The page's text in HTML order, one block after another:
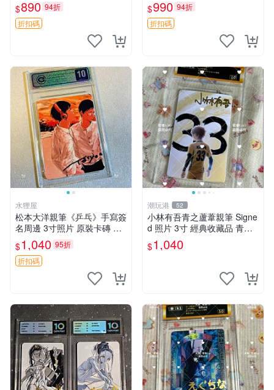
$890 94折
折扣碼
$990 94折
折扣碼
水狸屋
松本大洋親筆《乒乓》手寫簽
名周邊 3寸照片 原裝卡磚 收
藏好物 乒乓 The Animation
松本大洋 簽名 周邊 注記：此
商品為作者親筆簽名，附原
$1,040 95折
折扣碼
潮玩港 52
小林有吾青之蘆葦親筆 Signe
d 照片 3寸 經典收藏品 青之
蘆葦限量版 周邊 相框裝裱 青
之蘆葦 簽名照 小林有吾
$1,040